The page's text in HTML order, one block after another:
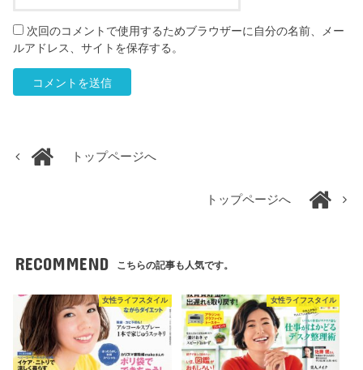
次回のコメントで使用するためブラウザーに自分の名前、メー
ルアドレス、サイトを保存する。
トップページへ
トップページへ
RECOMMEND こちらの記事も人気です。
女性ライフスタイル 女性ライフスタイル